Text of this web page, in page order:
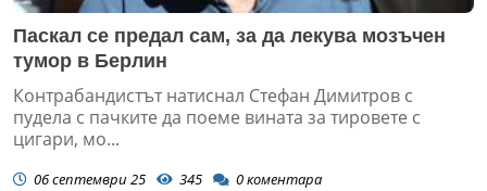
Паскал се предал сам, за да лекува мозъчен
тумор в Берлин
Контрабандистът натиснал Стефан Димитров с
пудела с пачките да поеме вината за тировете с
цигари, мо...
06 септември 25 345 0коментара